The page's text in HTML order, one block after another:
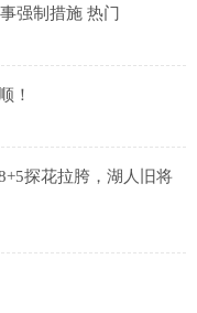
强制措施 热门
！
探花拉胯，湖人旧将